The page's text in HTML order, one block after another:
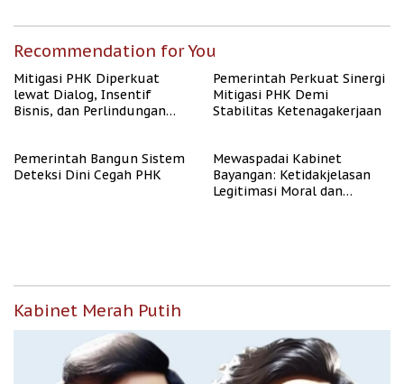
Recommendation for You
Mitigasi PHK Diperkuat
lewat Dialog, Insentif
Bisnis, dan Perlindungan
Pemerintah Perkuat Sinergi
Mitigasi PHK Demi
Stabilitas Ketenagakerjaan
Pemerintah Bangun Sistem
Deteksi Dini Cegah PHK
Mewaspadai Kabinet
Bayangan: Ketidakjelasan
Legitimasi Moral dan
Kabinet Merah Putih